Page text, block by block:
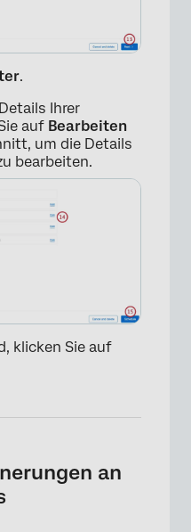
.
Ihrer
auf Bearbeiten
um die Details
bearbeiten.
klicken Sie auf
an